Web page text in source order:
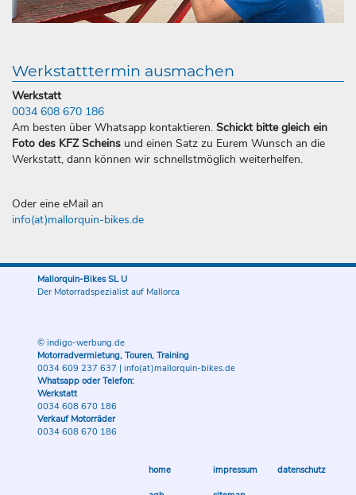
Werkstatttermin ausmachen
Werkstatt
0034 608 670 186
Am besten über Whatsapp kontaktieren. Schickt bitte gleich ein
Foto des KFZ Scheins und einen Satz zu Eurem Wunsch an die
Werkstatt, dann können wir schnellstmöglich weiterhelfen.
Oder eine eMail an
info(at)mallorquin-bikes.de
Mallorquin-Bikes SL U
Der Motorradspezialist auf Mallorca
© indigo-werbung.de
Motorradvermietung, Touren, Training
0034 609 237 637 | info(at)mallorquin-bikes.de
Whatsapp oder Telefon:
Werkstatt
0034 608 670 186
Verkauf Motorräder
0034 608 670 186
home impressum datenschutz